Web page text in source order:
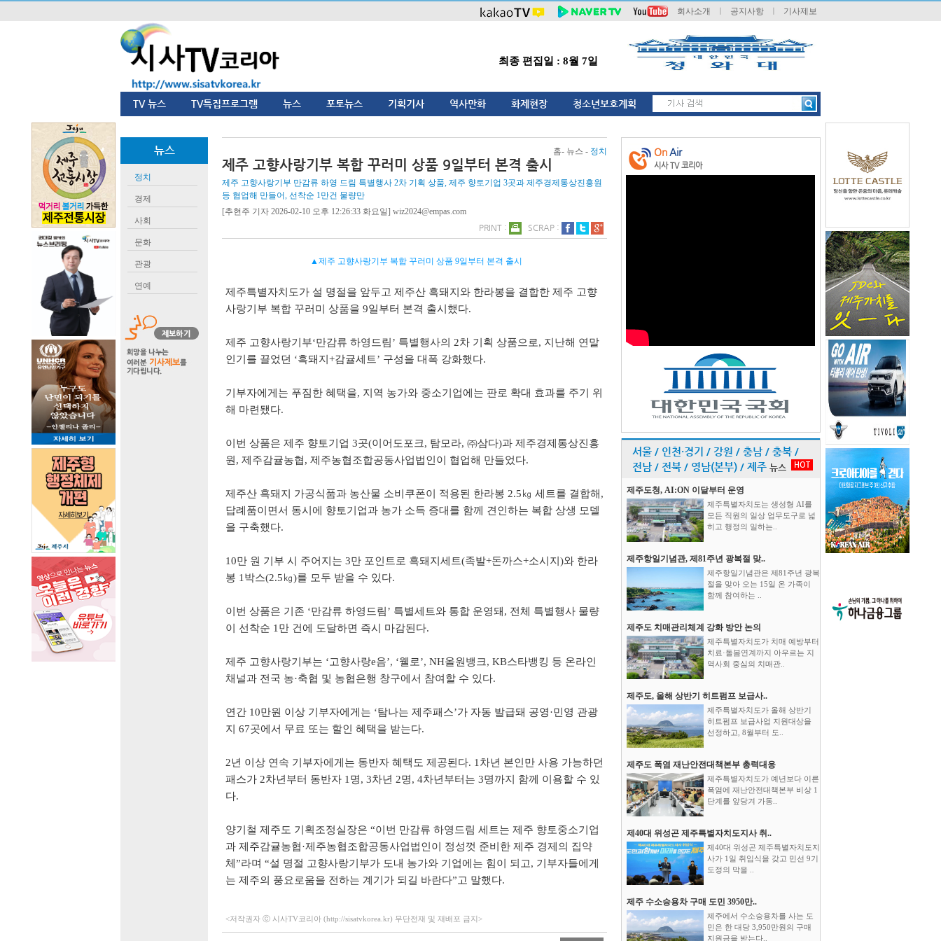
회사소개 공지사항 기사제보
최종 편집일 : 8월 7일
TV 뉴스 TV특집프로그램 뉴스 포토뉴스 기획기사 역사만화 화제현장 청소년보호계획
뉴스
정치
경제
사회
문화
관광
연예
홈- 뉴스 - 정치
제주 고향사랑기부 복합 꾸러미 상품 9일부터 본격 출시
제주 고향사랑기부 만감류 하영 드림 특별행사 2차 기획 상품, 제주 향토기업 3곳과 제주경제통상진흥원
등 협업해 만들어, 선착순 1만건 물량만
[추현주 기자 2026-02-10 오후 12:26:33 화요일] wiz2024@empas.com
PRINT :
SCRAP :
▲제주 고향사랑기부 복합 꾸러미 상품 9일부터 본격 출시
제주특별자치도가 설 명절을 앞두고 제주산 흑돼지와 한라봉을 결합한 제주 고향
사랑기부 복합 꾸러미 상품을 9일부터 본격 출시했다.
제주 고향사랑기부‘만감류 하영드림’ 특별행사의 2차 기획 상품으로, 지난해 연말
인기를 끌었던 ‘흑돼지 +감귤세트’ 구성을 대폭 강화했다.
기부자에게는 푸짐한 혜택을, 지역 농가와 중소기업에는 판로 확대 효과를 주기 위
해 마련됐다.
이번 상품은 제주 향토기업 3곳(이어도포크, 탐모라, ㈜삼다)과 제주경제통상진흥
원 , 제주감귤농협, 제주농협조합공동사업법인이 협업해 만들었다.
제주산 흑돼지 가공식품과 농산물 소비쿠폰이 적용된 한라봉 2.5㎏ 세트를 결합해 ,
답례품이면서 동시에 향토기업과 농가 소득 증대를 함께 견인하는 복합 상생 모델
을 구축했다.
10만 원 기부 시 주어지는 3만 포인트로 흑돼지세트(족발+돈까스+소시지 )와 한라
봉 1 박스(2.5㎏)를 모두 받을 수 있다.
이번 상품은 기존 ‘만감류 하영드림’ 특별세트와 통합 운영돼 , 전체 특별행사 물량
이 선착순 1 만 건에 도달하면 즉시 마감된다.
제주 고향사랑기부는 ‘고향사랑e음’, ‘웰로’, NH올원뱅크, KB스타뱅킹 등 온라인
채널과 전국 농·축협 및 농협은행 창구에서 참여할 수 있다.
연간 10만원 이상 기부자에게는 ‘탐나는 제주패스’가 자동 발급돼 공영·민영 관광
지 67곳에서 무료 또는 할인 혜택을 받는다.
2년 이상 연속 기부자에게는 동반자 혜택도 제공된다. 1 차년 본인만 사용 가능하던
패스가 2차년부터 동반자 1 명, 3차년 2명, 4차년부터는 3명까지 함께 이용할 수 있
다.
양기철 제주도 기획조정실장은 “이번 만감류 하영드림 세트는 제주 향토중소기업
과 제주감귤농협·제주농협조합공동사업법인이 정성껏 준비한 제주 경제의 집약
체 ”라며 “설 명절 고향사랑기부가 도내 농가와 기업에는 힘이 되고, 기부자들에게
는 제주의 풍요로움을 전하는 계기가 되길 바란다”고 말했다.
<저작권자 ⓒ 시사TV코리아 (http://sisatvkorea.kr) 무단전재 및 재배포 금지>
On Air
시사 TV 코리아
서울 / 인천·경기 / 강원 / 충남 / 충북 /
전남 / 전북 / 영남(본부) / 제주 뉴스 HOT
제주도청, AI:ON 이달부터 운영
제주특별자치도는 생성형 AI를
모든 직원의 일상 업무도구로 넓
히고 행정의 일하는..
제주항일기념관, 제81주년 광복절 맞..
제주항일기념관은 제81주년 광복
절을 맞아 오는 15일 온 가족이
함께 참여하는 ..
제주도 치매관리체계 강화 방안 논의
제주특별자치도가 치매 예방부터
치료·돌봄연계까지 아우르는 지
역사회 중심의 치매관..
제주도, 올해 상반기 히트펌프 보급사..
제주특별자치도가 올해 상반기
히트펌프 보급사업 지원대상을
선정하고, 8월부터 도..
제주도 폭염 재난안전대책본부 총력대응
제주특별자치도가 예년보다 이른
폭염에 재난안전대책본부 비상 1
단계를 앞당겨 가동..
제40대 위성곤 제주특별자치도지사 취..
제40대 위성곤 제주특별자치도지
사가 1일 취임식을 갖고 민선 9기
도정의 막을 ..
제주 수소승용차 구매 도민 3950만..
제주에서 수소승용차를 사는 도
민은 한 대당 3,950만원의 구매
지원금을 받는다..